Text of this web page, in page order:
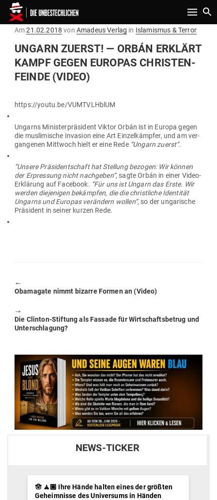
Toggle
AmGepostet
21.02.2018 von Amadeus Verlag in Islamismus & Terror
UNGARN ZUERST! — ORBÁN ERKLÄRT
KAMPF GEGEN EUROPAS CHRIS­TEN­
FEINDE (VIDEO)
https://youtu.be/VUMTVLHblUM
Ungarns Minis­ter­prä­sident Viktor Orbán ist in Europa gegen
die mus­li­mische Invasion eine Art Ein­zel­kämpfer, und am ver­
gan­genen Mittwoch hielt er eine Rede “Ungarn zuerst”.
“Unsere Prä­si­dent­schaft hat Stellung bezogen: Wir können
der Erpressung nicht nach­geben”, sagte Orbán in einer Video-
Erklärung auf Facebook. “Für uns ist Ungarn das Erste. Wir
werden die­je­nigen bekämpfen, die die christ­liche Iden­tität
Ungarns und Europas ver­ändern wollen”, so der unga­rische
Prä­sident in seiner kurzen Rede.
🠔
Previous
Oba­magate nimmt bizarre Formen an (Video)
🠖
Next
post:
Die Clinton-Stiftung als Fassade für Wirt­schafts­betrug und
Unterschlagung?
NEWS-TICKER
🪬 🧘🏽 Ihre Hände halten eines der größten
Geheimnisse des Universums in Händen